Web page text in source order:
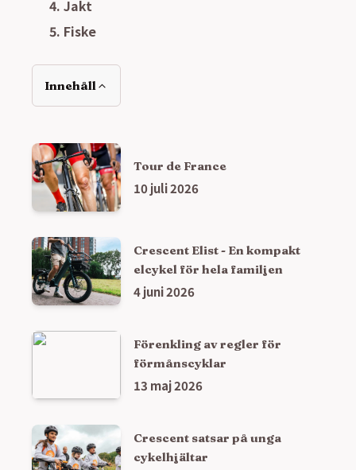
Jakt
Fiske
Innehåll
Tour de France
10 juli 2026
Crescent Elist - En kompakt
elcykel för hela familjen
4 juni 2026
Förenkling av regler för
förmånscyklar
13 maj 2026
Crescent satsar på unga
cykelhjältar